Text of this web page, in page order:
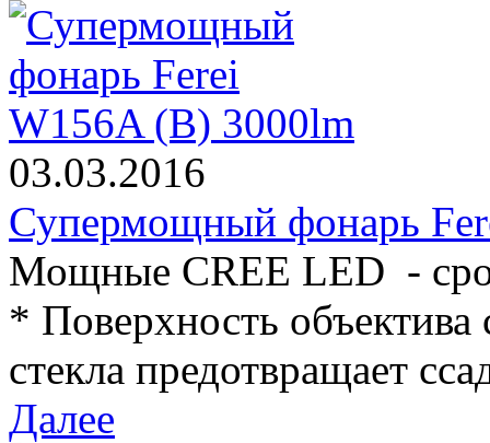
03.03.2016
Супермощный фонарь
Мощные CREE LED -
* Поверхность
стекла предотвращает
Далее